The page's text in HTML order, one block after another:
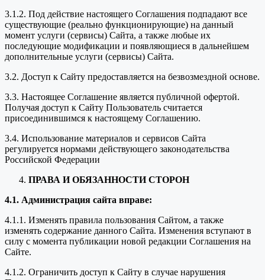
3.1.2. Под действие настоящего Соглашения подпадают все
существующие (реально функционирующие) на данный
момент услуги (сервисы) Сайта, а также любые их
последующие модификации и появляющиеся в дальнейшем
дополнительные услуги (сервисы) Сайта.
3.2. Доступ к Сайту предоставляется на безвозмездной основе.
3.3. Настоящее Соглашение является публичной офертой.
Получая доступ к Сайту Пользователь считается
присоединившимся к настоящему Соглашению.
3.4. Использование материалов и сервисов Сайта
регулируется нормами действующего законодательства
Российской Федерации
ПРАВА И ОБЯЗАННОСТИ СТОРОН
4.1. Администрация сайта вправе:
4.1.1. Изменять правила пользования Сайтом, а также
изменять содержание данного Сайта. Изменения вступают в
силу с момента публикации новой редакции Соглашения на
Сайте.
4.1.2. Ограничить доступ к Сайту в случае нарушения